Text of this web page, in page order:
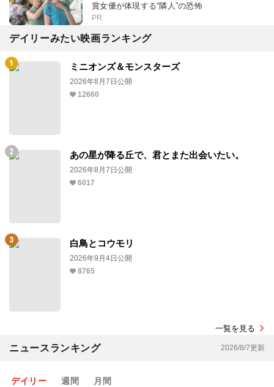
賞女優が体現する“隣人”の恐怖
PR
デイリーみたい映画ランキング
ミニオンズ＆モンスターズ
2026年8月7日公開
12660
あの星が降る丘で、君とまた出会いたい。
2026年8月7日公開
6017
白鳥とコウモリ
2026年9月4日公開
8765
一覧を見る
ニュースランキング 2026/8/7更新
デイリー 週間 月間